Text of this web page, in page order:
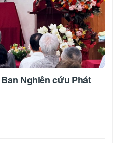
Nghiên cứu Phát